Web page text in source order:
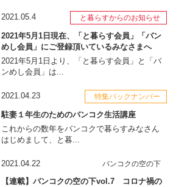
2021.05.4 と暮らすからのお知らせ
2021年5月1日現在、「と暮らす会員」「バン
めし会員」にご登録頂いているみなさまへ
2021年5月1日より、「と暮らす会員」と「バ
ンめし会員」は...
2021.04.23 特集バックナンバー
駐妻１年生のためのバンコク生活講座
これからの数年をバンコクで暮らすみなさん
はじめまして、と暮...
2021.04.22 バンコクの空の下
【連載】バンコクの空の下vol.7 コロナ禍の